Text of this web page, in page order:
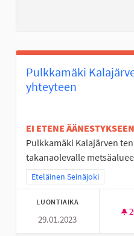
Pulkkamäki
yhteyteen
EI ETENE ÄÄNESTYKSEEN
Pulkkamäki Kalajärven
takanaolevalle
Rajaa tulokset teeman
Eteläinen Seinäjoki
LUONTIAIKA
29.01.2023